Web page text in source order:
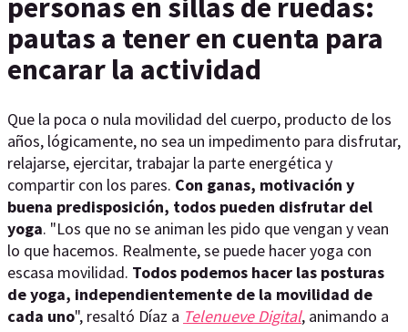
pautas a tener en cuenta para
encarar la actividad
Que la poca o nula movilidad del cuerpo, producto de los
años, lógicamente, no sea un impedimento para disfrutar,
relajarse, ejercitar, trabajar la parte energética y
compartir con los pares. Con ganas, motivación y
buena predisposición, todos pueden disfrutar del
yoga. "Los que no se animan les pido que vengan y vean
lo que hacemos. Realmente, se puede hacer yoga con
escasa movilidad. Todos podemos hacer las posturas
de yoga, independientemente de la movilidad de
cada uno", resaltó Díaz a Telenueve Digital, animando a